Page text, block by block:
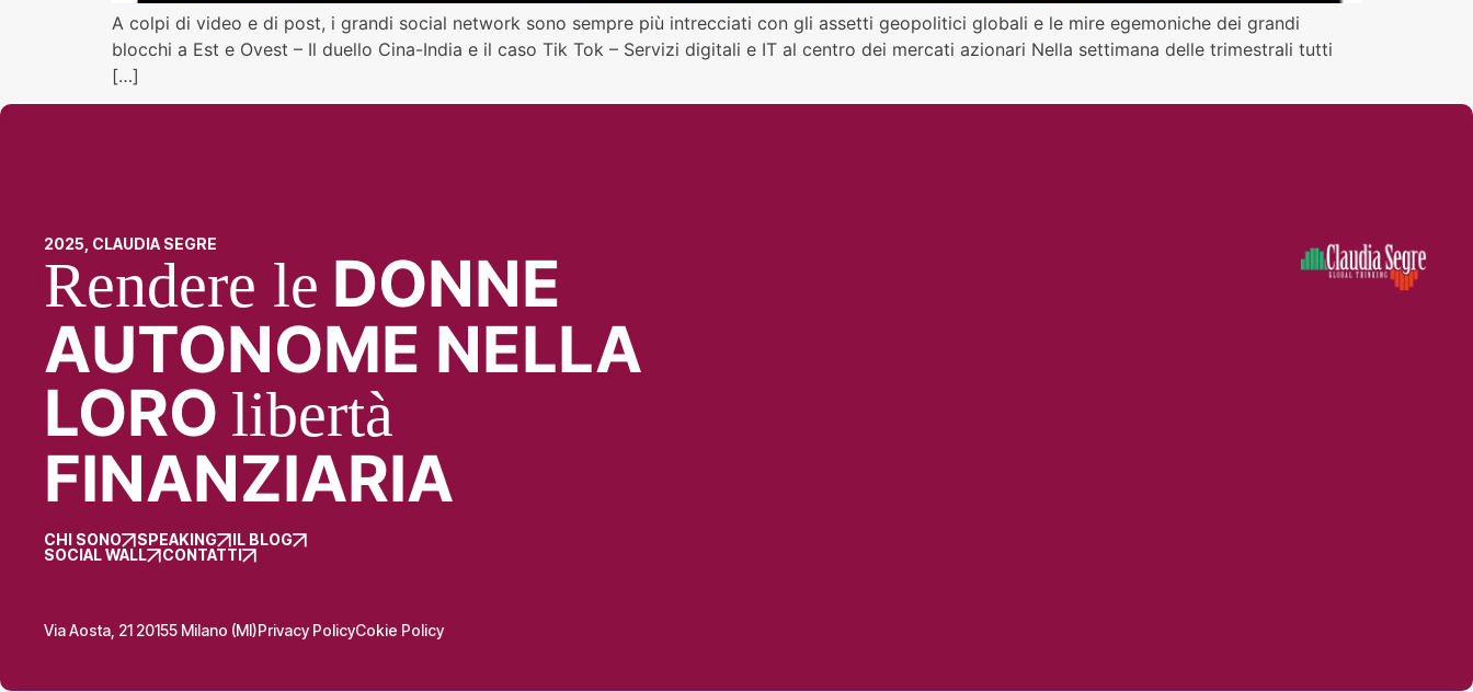
A colpi di video e di post, i grandi social network sono sempre più intrecciati con gli assetti geopolitici globali e le mire egemoniche dei grandi
blocchi a Est e Ovest – Il duello Cina-India e il caso Tik Tok – Servizi digitali e IT al centro dei mercati azionari Nella settimana delle trimestrali tutti
[…]
2025, CLAUDIA SEGRE
Rendere le DONNE
AUTONOME NELLA
LORO libertà
FINANZIARIA
CHI SONO SPEAKING
IL BLOG
SOCIAL WALL
CONTATTI
Via Aosta, 21 20155 Milano (MI)Privacy PolicyCokie Policy